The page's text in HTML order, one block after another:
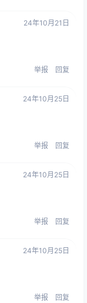
24年10月21日
举报 回复
24年10月25日
举报 回复
24年10月25日
举报 回复
24年10月25日
举报 回复